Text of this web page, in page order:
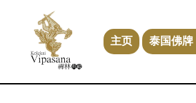
主页 泰国佛牌